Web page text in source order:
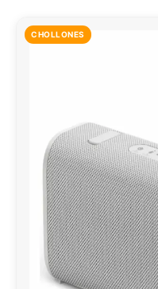
CHOLLONES